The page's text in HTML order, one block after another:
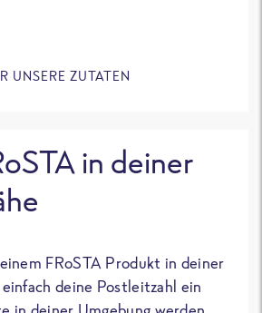
UNSERE ZUTATEN
in deiner
FRoSTA Produkt in deiner
deine Postleitzahl ein